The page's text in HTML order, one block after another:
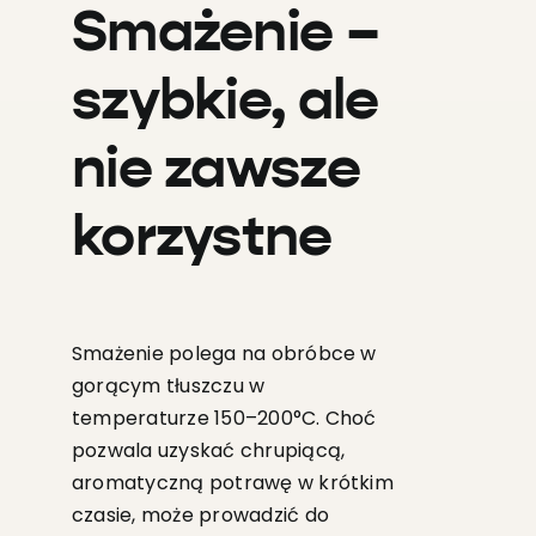
Smażenie –
szybkie, ale
nie zawsze
korzystne
Smażenie polega na obróbce w
gorącym tłuszczu w
temperaturze 150–200°C. Choć
pozwala uzyskać chrupiącą,
aromatyczną potrawę w krótkim
czasie, może prowadzić do